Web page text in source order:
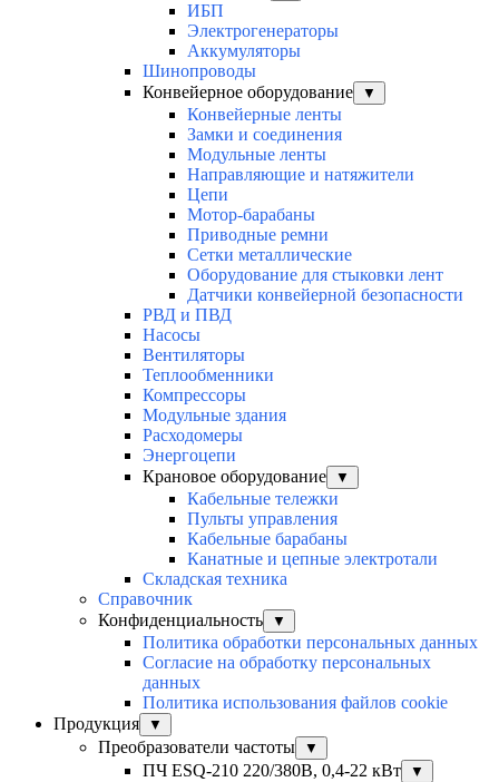
ИБП
Электрогенераторы
Аккумуляторы
Шинопроводы
Конвейерное оборудование
▼
Конвейерные ленты
Замки и соединения
Модульные ленты
Направляющие и натяжители
Цепи
Мотор-барабаны
Приводные ремни
Сетки металлические
Оборудование для стыковки лент
Датчики конвейерной безопасности
РВД и ПВД
Насосы
Вентиляторы
Теплообменники
Компрессоры
Модульные здания
Расходомеры
Энергоцепи
Крановое оборудование
▼
Кабельные тележки
Пульты управления
Кабельные барабаны
Канатные и цепные электротали
Складская техника
Справочник
Конфиденциальность
▼
Политика обработки персональных данных
Согласие на обработку персональных
данных
Политика использования файлов cookie
Продукция
▼
Преобразователи частоты ▼
ПЧ ESQ-210 220/380В, 0,4-22 кВт ▼